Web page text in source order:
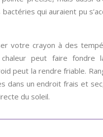
qui auraient pu
votre crayon à des
peut faire fondre
peut la rendre friable.
dans un endroit frais et
du soleil.